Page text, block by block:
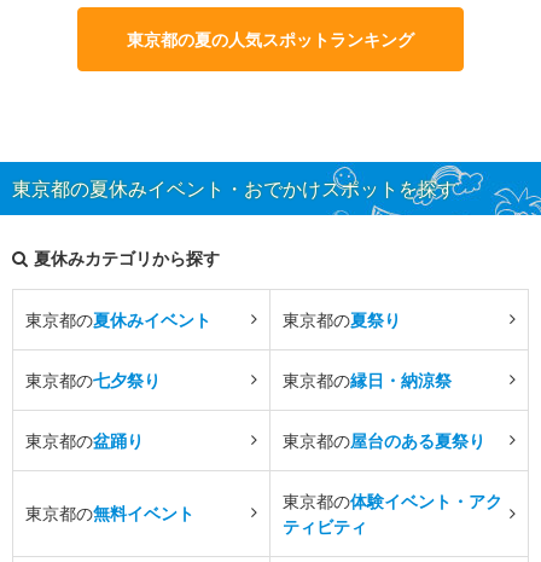
東京都の夏の人気スポットランキング
東京都の夏休みイベント・おでかけスポットを探す
夏休みカテゴリから探す
東京都の夏休みイベント 東京都の夏祭り
東京都の七夕祭り 東京都の縁日・納涼祭
東京都の盆踊り 東京都の屋台のある夏祭り
東京都の無料イベント
東京都の体験イベント・アク
ティビティ